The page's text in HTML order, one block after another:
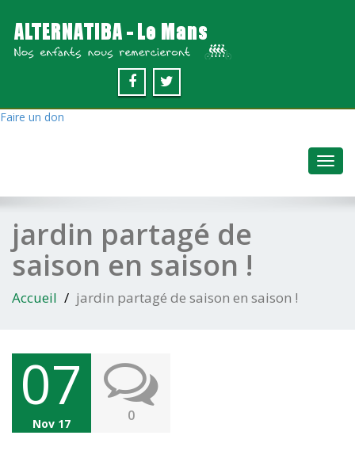
Faire un don
jardin partagé de
saison en saison !
Accueil jardin partagé de saison en saison !
07
Nov 17 0